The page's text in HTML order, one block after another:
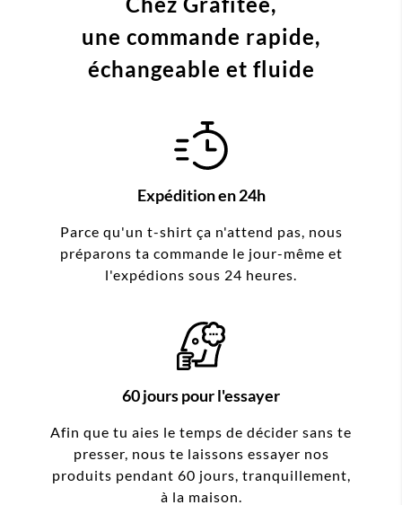
une commande rapide,
échangeable et fluide
Expédition en 24h
Parce qu'un t-shirt ça n'attend pas, nous
préparons ta commande le jour-même et
l'expédions sous 24 heures.
60 jours pour l'essayer
Afin que tu aies le temps de décider sans te
presser, nous te laissons essayer nos
produits pendant 60 jours, tranquillement,
à la maison.